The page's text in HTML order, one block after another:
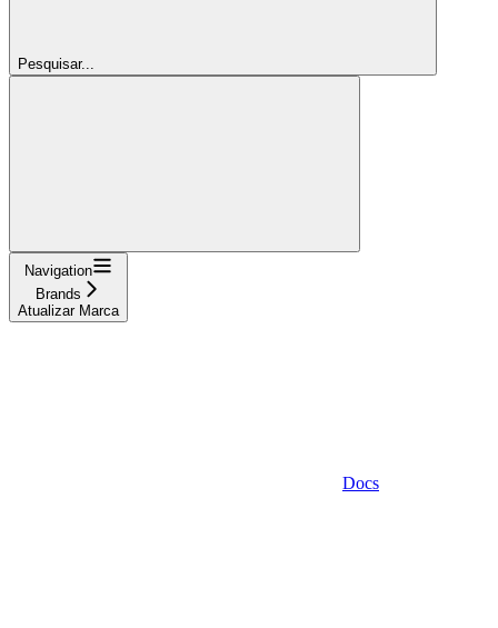
Pesquisar...
Navigation
Brands
Atualizar Marca
Docs